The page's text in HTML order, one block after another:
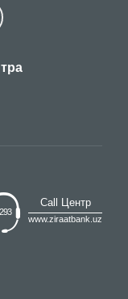
Call Центр
www.ziraatbank.uz